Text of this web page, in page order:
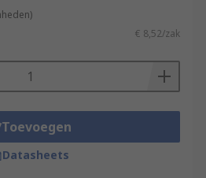
€ 8,52/zak
Toevoegen
Datasheets